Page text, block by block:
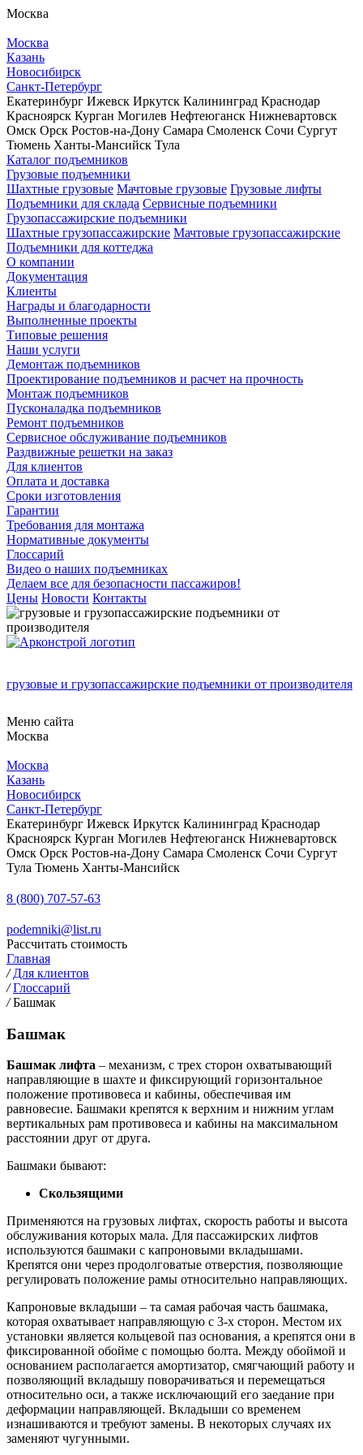
Москва
Москва
Казань
Новосибирск
Санкт-Петербург
Екатеринбург Ижевск Иркутск Калининград Краснодар
Красноярск Курган Могилев Нефтеюганск Нижневартовск
Омск Орск Ростов-на-Дону Самара Смоленск Сочи Сургут
Тюмень Ханты-Мансийск Тула
Каталог подъемников
Грузовые подъемники
Шахтные грузовые Мачтовые грузовые Грузовые лифты
Подъемники для склада Сервисные подъемники
Грузопассажирские подъемники
Шахтные грузопассажирские Мачтовые грузопассажирские
Подъемники для коттеджа
О компании
Документация
Клиенты
Награды и благодарности
Выполненные проекты
Типовые решения
Наши услуги
Демонтаж подъемников
Проектирование подъемников и расчет на прочность
Монтаж подъемников
Пусконаладка подъемников
Ремонт подъемников
Сервисное обслуживание подъемников
Раздвижные решетки на заказ
Для клиентов
Оплата и доставка
Сроки изготовления
Гарантии
Требования для монтажа
Нормативные документы
Глоссарий
Видео о наших подъемниках
Делаем все для безопасности пассажиров!
Цены Новости Контакты
грузовые и грузопассажирские подъемники от производителя
Меню сайта
Москва
Москва
Казань
Новосибирск
Санкт-Петербург
Екатеринбург Ижевск Иркутск Калининград Краснодар
Красноярск Курган Могилев Нефтеюганск Нижневартовск
Омск Орск Ростов-на-Дону Самара Смоленск Сочи Сургут
Тула Тюмень Ханты-Мансийск
8 (800) 707-57-63
podemniki@list.ru
Рассчитать стоимость
Главная
/ Для клиентов
/ Глоссарий
/ Башмак
Башмак
Башмак лифта – механизм, с трех сторон охватывающий
направляющие в шахте и фиксирующий горизонтальное
положение противовеса и кабины, обеспечивая им
равновесие. Башмаки крепятся к верхним и нижним углам
вертикальных рам противовеса и кабины на максимальном
расстоянии друг от друга.
Башмаки бывают:
Скользящими
Применяются на грузовых лифтах, скорость работы и высота
обслуживания которых мала. Для пассажирских лифтов
используются башмаки с капроновыми вкладышами.
Крепятся они через продолговатые отверстия, позволяющие
регулировать положение рамы относительно направляющих.
Капроновые вкладыши – та самая рабочая часть башмака,
которая охватывает направляющую с 3-х сторон. Местом их
установки является кольцевой паз основания, а крепятся они в
фиксированной обойме с помощью болта. Между обоймой и
основанием располагается амортизатор, смягчающий работу и
позволяющий вкладышу поворачиваться и перемещаться
относительно оси, а также исключающий его заедание при
деформации направляющей. Вкладыши со временем
изнашиваются и требуют замены. В некоторых случаях их
заменяют чугунными.